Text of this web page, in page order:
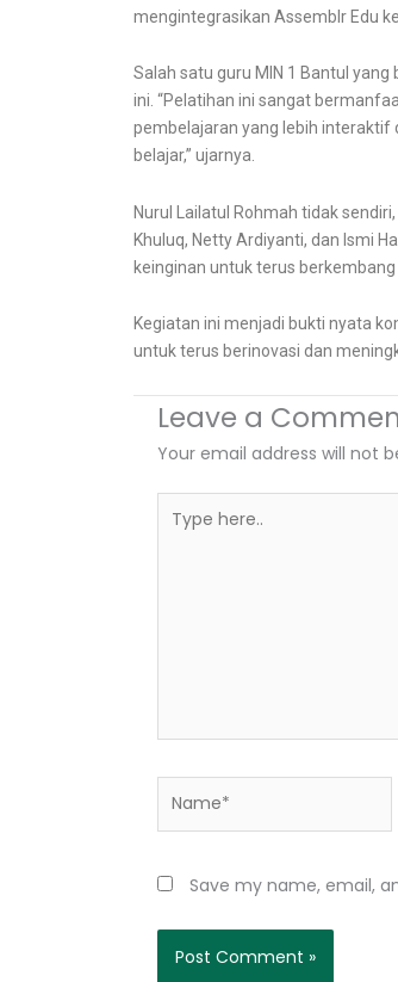
mengintegrasikan Assemblr Edu
Salah satu guru MIN 1 Bantul
ini. “Pelatihan ini sangat
pembelajaran yang lebih interaktif
belajar,” ujarnya.
Nurul Lailatul Rohmah tidak
Khuluq, Netty Ardiyanti, dan Ismi
keinginan untuk terus
Kegiatan ini menjadi bukti nyata
untuk terus berinovasi dan
Leave a
Your email address will not
here..
Save my name, email,